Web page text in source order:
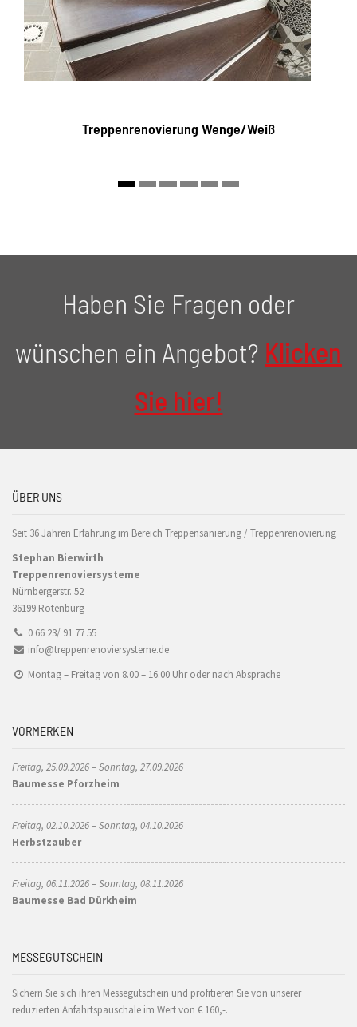
Treppenrenovierung Wenge/Weiß
Haben Sie Fragen oder
wünschen ein Angebot? Klicken
Sie hier!
ÜBER UNS
Seit 36 Jahren Erfahrung im Bereich Treppensanierung / Treppenrenovierung
Stephan Bierwirth
Treppenrenoviersysteme
Nürnbergerstr. 52
36199 Rotenburg
0 66 23/ 91 77 55
info@treppenrenoviersysteme.de
Montag – Freitag von 8.00 – 16.00 Uhr oder nach Absprache
VORMERKEN
Freitag, 25.09.2026 – Sonntag, 27.09.2026
Baumesse Pforzheim
Freitag, 02.10.2026 – Sonntag, 04.10.2026
Herbstzauber
Freitag, 06.11.2026 – Sonntag, 08.11.2026
Baumesse Bad Dürkheim
MESSEGUTSCHEIN
Sichern Sie sich ihren Messegutschein und profitieren Sie von unserer
reduzierten Anfahrtspauschale im Wert von € 160,-.